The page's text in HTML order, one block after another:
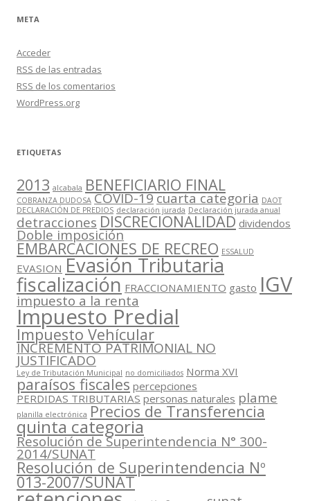
META
Acceder
RSS de las entradas
RSS de los comentarios
WordPress.org
ETIQUETAS
2013 alcabala BENEFICIARIO FINAL
COBRANZA DUDOSA COVID-19cuarta categoria DAOT
DECLARACIÓN DE PREDIOS declaración jurada Declaración jurada anual
detracciones DISCRECIONALIDAD dividendos
Doble imposición
EMBARCACIONES DE RECREO ESSALUD
EVASION Evasión Tributaria
fiscalización FRACCIONAMIENTO gasto IGV
impuesto a la renta
Impuesto Predial
Impuesto Vehícular
INCREMENTO PATRIMONIAL NO
JUSTIFICADO
Ley de Tributación Municipal no domiciliados Norma XVI
paraísos fiscales percepciones
PERDIDAS TRIBUTARIAS personas naturales plame
planilla electrónica Precios de Transferencia
quinta categoria
Resolución de Superintendencia N° 300-
2014/SUNAT
Resolución de Superintendencia Nº
013-2007/SUNAT